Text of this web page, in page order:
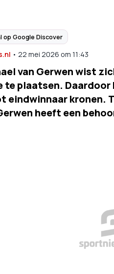
op Google Discover
• 22 mei 2026 om 11:43
van Gerwen wist
te plaatsen.
eindwinnaar kronen.
heeft een